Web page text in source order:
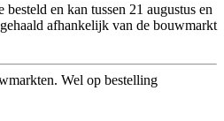
en kan tussen 21 augustus en
afhankelijk van de bouwmarkt
Wel op bestelling